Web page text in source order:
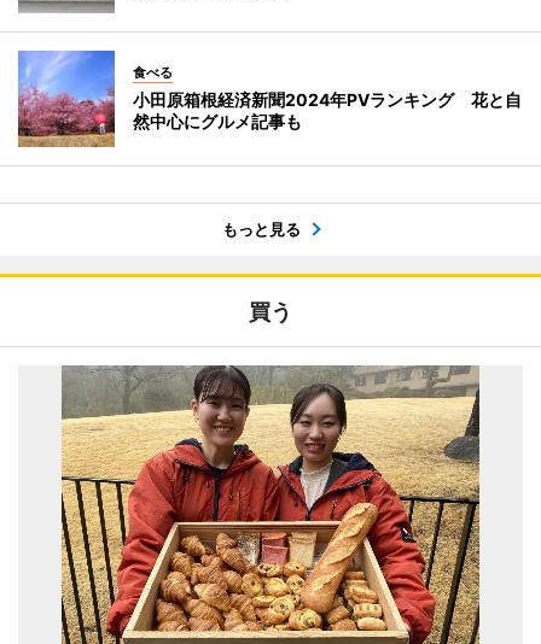
食べる
小田原箱根経済新聞2024年PVランキング 花と自
然中心にグルメ記事も
もっと見る
買う